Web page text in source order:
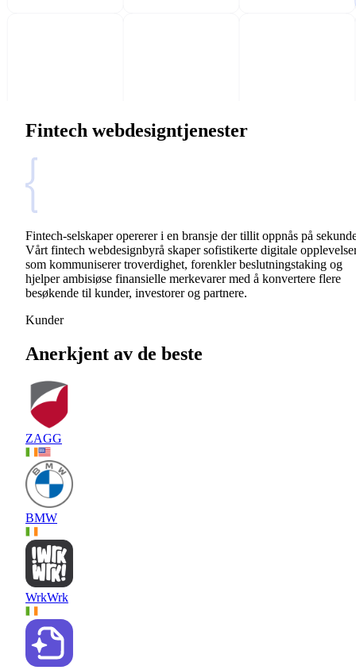
Fintech webdesigntjenester
Fintech-selskaper opererer i en bransje der tillit oppnås på
Vårt fintech webdesignbyrå skaper sofistikerte digitale
som kommuniserer troverdighet, forenkler beslutningstaking og
hjelper ambisiøse finansielle merkevarer med å konvertere flere
besøkende til kunder, investorer og partnere.
Kunder
Anerkjent av de beste
ZAGG
BMW
WrkWrk